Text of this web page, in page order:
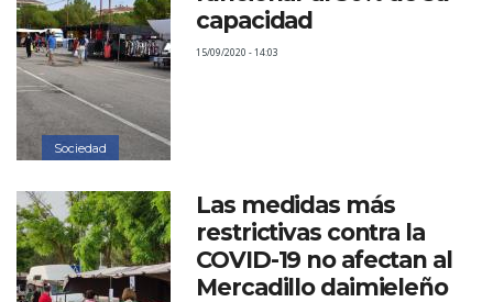
Sociedad
capacidad
15/09/2020 - 14:03
Las medidas más
restrictivas contra la
COVID-19 no afectan al
Mercadillo daimieleño